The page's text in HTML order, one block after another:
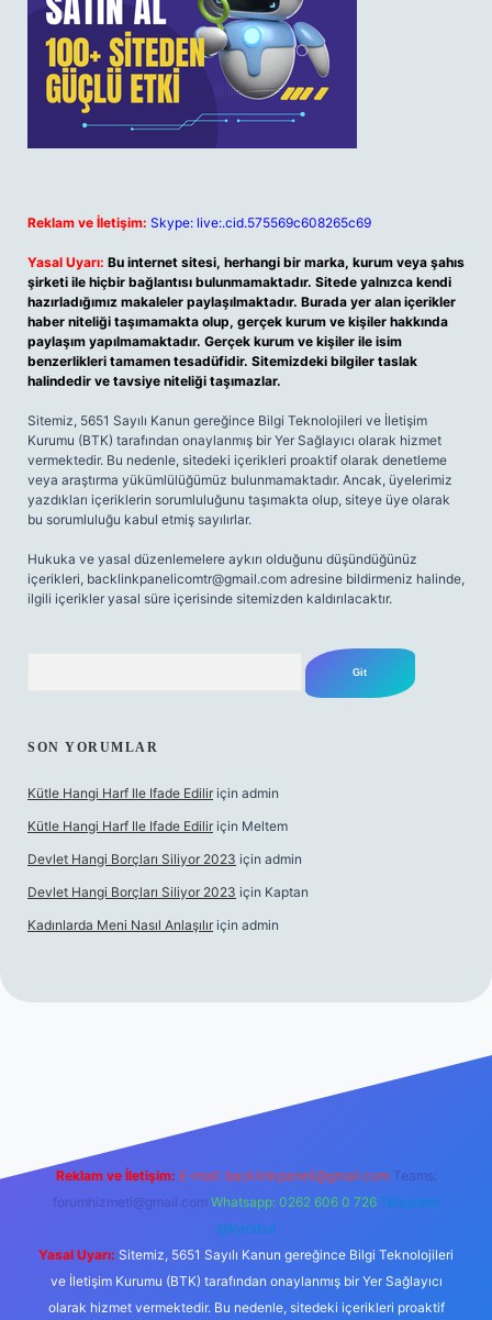
Reklam ve İletişim: Skype: live:.cid.575569c608265c69
Yasal Uyarı: Bu internet sitesi, herhangi bir marka, kurum veya şahıs
şirketi ile hiçbir bağlantısı bulunmamaktadır. Sitede yalnızca kendi
hazırladığımız makaleler paylaşılmaktadır. Burada yer alan içerikler
haber niteliği taşımamakta olup, gerçek kurum ve kişiler hakkında
paylaşım yapılmamaktadır. Gerçek kurum ve kişiler ile isim
benzerlikleri tamamen tesadüfidir. Sitemizdeki bilgiler taslak
halindedir ve tavsiye niteliği taşımazlar.
Sitemiz, 5651 Sayılı Kanun gereğince Bilgi Teknolojileri ve İletişim
Kurumu (BTK) tarafından onaylanmış bir Yer Sağlayıcı olarak hizmet
vermektedir. Bu nedenle, sitedeki içerikleri proaktif olarak denetleme
veya araştırma yükümlülüğümüz bulunmamaktadır. Ancak, üyelerimiz
yazdıkları içeriklerin sorumluluğunu taşımakta olup, siteye üye olarak
bu sorumluluğu kabul etmiş sayılırlar.
Hukuka ve yasal düzenlemelere aykırı olduğunu düşündüğünüz
içerikleri, backlinkpanelicomtr@gmail.com adresine bildirmeniz halinde,
ilgili içerikler yasal süre içerisinde sitemizden kaldırılacaktır.
SON YORUMLAR
Kütle Hangi Harf Ile Ifade Edilir için admin
Kütle Hangi Harf Ile Ifade Edilir için Meltem
Devlet Hangi Borçları Siliyor 2023 için admin
Devlet Hangi Borçları Siliyor 2023 için Kaptan
Kadınlarda Meni Nasıl Anlaşılır için admin
Betexper giriş
Reklam ve İletişim: E-mail: backlinkpaneli@gmail.com Teams:
forumhizmeti@gmail.com Whatsapp: 0262 606 0 726 Telegram:
@karabul
Yasal Uyarı: Sitemiz, 5651 Sayılı Kanun gereğince Bilgi Teknolojileri
ve İletişim Kurumu (BTK) tarafından onaylanmış bir Yer Sağlayıcı
olarak hizmet vermektedir. Bu nedenle, sitedeki içerikleri proaktif